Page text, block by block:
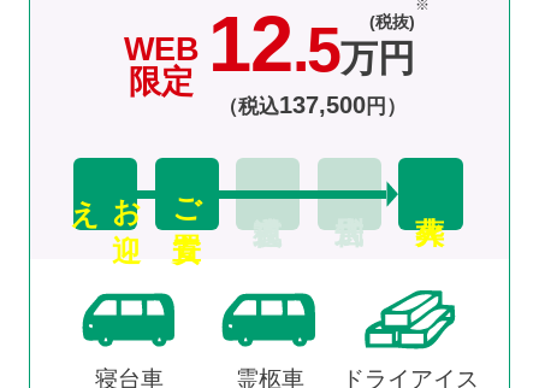
WEB
限定 12.5万円
(税抜)
（税込137,500円）
お
迎
え ご安置
寝台車 霊柩車 ドライアイス